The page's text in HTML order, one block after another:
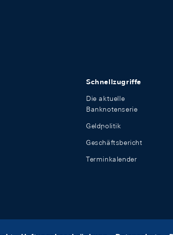
Schnellzugriffe
Die aktuelle
Banknotenserie
Geldpolitik
Geschäftsbericht
Terminkalender